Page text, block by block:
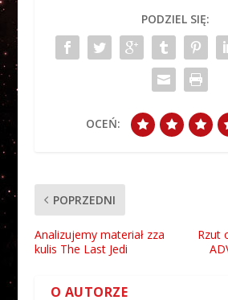
PODZIEL SIĘ:
OCEŃ:
POPRZEDNI
Analizujemy materiał zza
kulis The Last Jedi
Rzut
O AUTORZE